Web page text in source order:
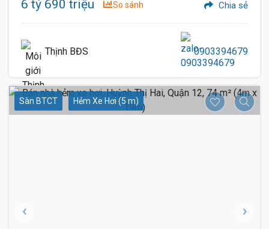
6 tỷ 690 triệu So sánh Chia sẻ
Thịnh BĐS 0903394679
Sàn BTCT Hẻm Xe Hơi (5 m)